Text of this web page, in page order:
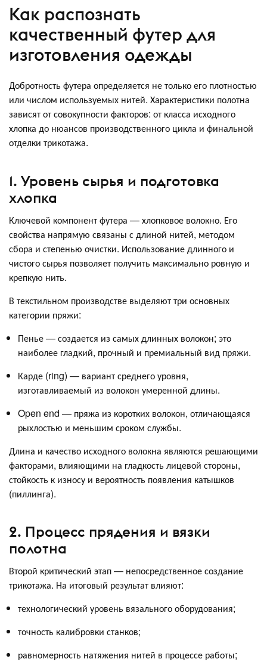
Как распознать
качественный футер для
изготовления одежды
Добротность футера определяется не только его плотностью
или числом используемых нитей. Характеристики полотна
зависят от совокупности факторов: от класса исходного
хлопка до нюансов производственного цикла и финальной
отделки трикотажа.
1. Уровень сырья и подготовка
хлопка
Ключевой компонент футера — хлопковое волокно. Его
свойства напрямую связаны с длиной нитей, методом
сбора и степенью очистки. Использование длинного и
чистого сырья позволяет получить максимально ровную и
крепкую нить.
В текстильном производстве выделяют три основных
категории пряжи:
Пенье — создается из самых длинных волокон; это
наиболее гладкий, прочный и премиальный вид пряжи.
Карде (ring) — вариант среднего уровня,
изготавливаемый из волокон умеренной длины.
Open end — пряжа из коротких волокон, отличающаяся
рыхлостью и меньшим сроком службы.
Длина и качество исходного волокна являются решающими
факторами, влияющими на гладкость лицевой стороны,
стойкость к износу и вероятность появления катышков
(пиллинга).
2. Процесс прядения и вязки
полотна
Второй критический этап — непосредственное создание
трикотажа. На итоговый результат влияют:
технологический уровень вязального оборудования;
точность калибровки станков;
равномерность натяжения нитей в процессе работы;